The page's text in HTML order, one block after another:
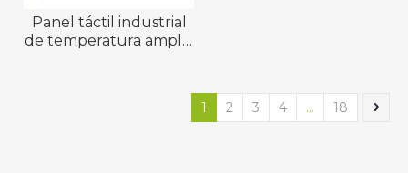
Panel táctil industrial
de temperatura amplia
1 2 3 4 ... 18